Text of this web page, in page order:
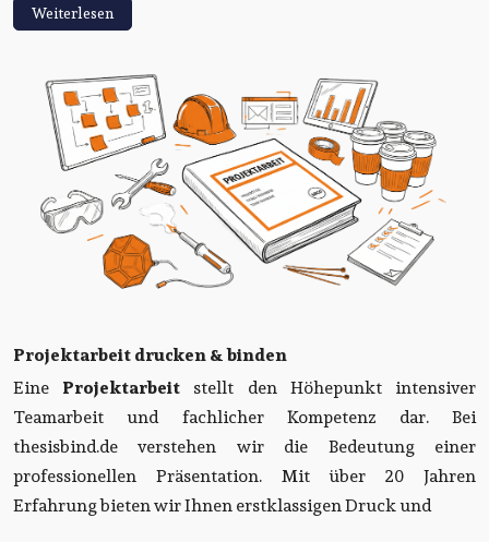
Weiterlesen
Projektarbeit drucken & binden
Eine Projektarbeit stellt den Höhepunkt intensiver
Teamarbeit und fachlicher Kompetenz dar. Bei
thesisbind.de verstehen wir die Bedeutung einer
professionellen Präsentation. Mit über 20 Jahren
Erfahrung bieten wir Ihnen erstklassigen Druck und